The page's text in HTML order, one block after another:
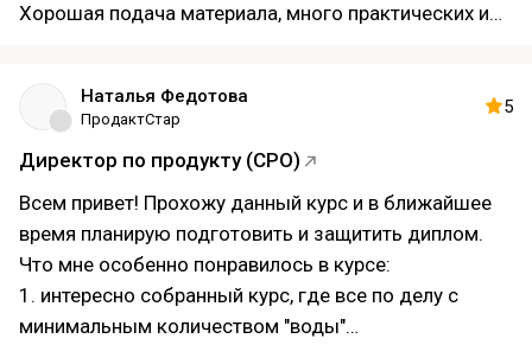
Хорошая подача материала, много практических и
чтобы работать в этой профессии.
Наталья Федотова
ПродактСтар
5
Директор по продукту (CPO)
Всем привет! Прохожу данный курс и в ближайшее
время планирую подготовить и защитить диплом.
Что мне особенно понравилось в курсе:
1. интересно собранный курс, где все по делу с
минимальным количеством "воды"